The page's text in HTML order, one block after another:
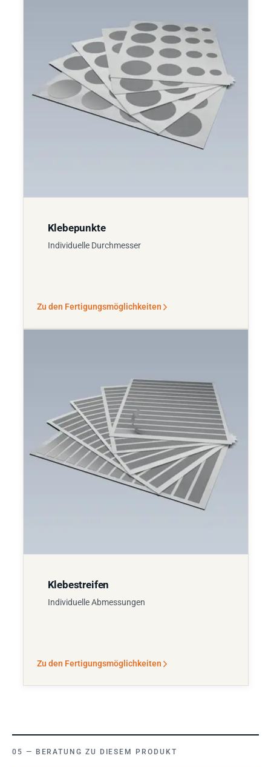
Klebepunkte
Individuelle Durchmesser
Zu den Fertigungsmöglichkeiten
Klebestreifen
Individuelle Abmessungen
Zu den Fertigungsmöglichkeiten
BERATUNG ZU DIESEM PRODUKT